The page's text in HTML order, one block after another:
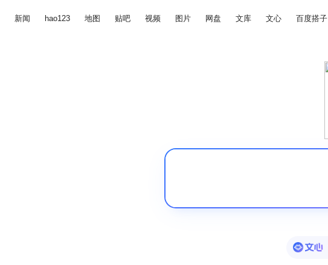
新闻 hao123 地图 贴吧 视频 图片 网盘 文库 文心 百度搭子